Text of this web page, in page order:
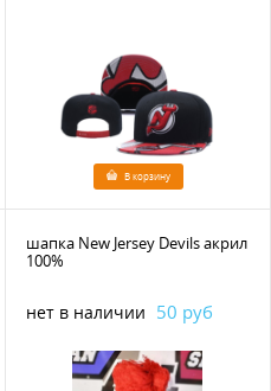
В корзину
шапка New Jersey Devils акрил
100%
нет в наличии 50 руб